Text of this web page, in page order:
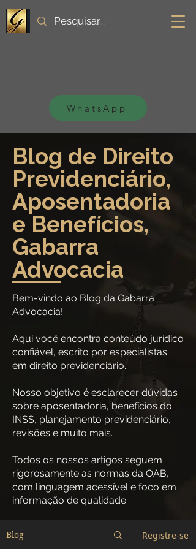
WhatsApp
Blog de Direito
Previdenciário,
Aposentadoria
e Benefícios,
Gabarra
Advocacia
Bem-vindo ao Blog da Gabarra
Advocacia!
Aqui você encontra conteúdo jurídico
confiável, escrito por especialistas
em direito previdenciário.
Nosso objetivo é esclarecer dúvidas
sobre aposentadoria, benefícios do
INSS, planejamento previdenciário,
revisões e muito mais.
Todos os nossos artigos seguem
rigorosamente as normas da OAB,
com linguagem acessível e foco em
informação de qualidade.
Blog Registre-se